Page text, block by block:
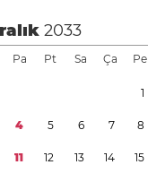
2033
Pa Pt Sa Ça Pe
1
4 5 6 7 8
11 12 13 14 15